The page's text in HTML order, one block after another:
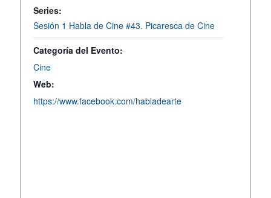
Series:
Sesión 1 Habla de Cine #43. Picaresca de Cine
Categoría del Evento:
Cine
Web:
https://www.facebook.com/habladearte